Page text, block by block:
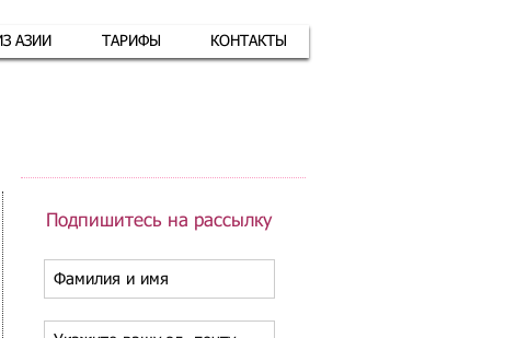
АЗИИ ТАРИФЫ КОНТАКТЫ
Подпишитесь на рассылку